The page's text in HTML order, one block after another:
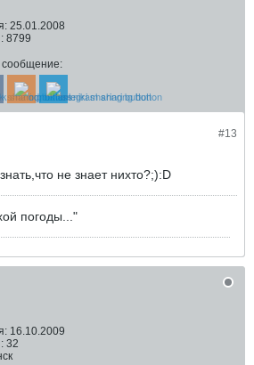
25.01.2008
8799
сообщение:
#13
не знает нихто?;):D
погоды..."
16.10.2009
32